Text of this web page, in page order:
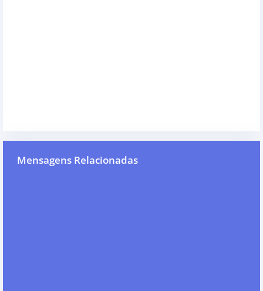
Mensagens Relacionadas